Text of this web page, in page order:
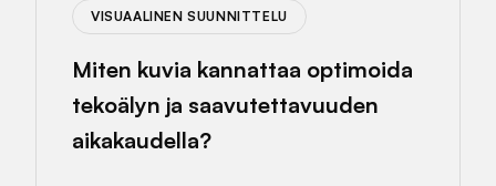
VISUAALINEN SUUNNITTELU
Miten kuvia kannattaa optimoida
tekoälyn ja saavutettavuuden
aikakaudella?